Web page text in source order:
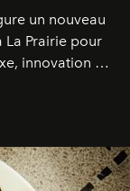
un nouveau
La Prairie pour
innovation et